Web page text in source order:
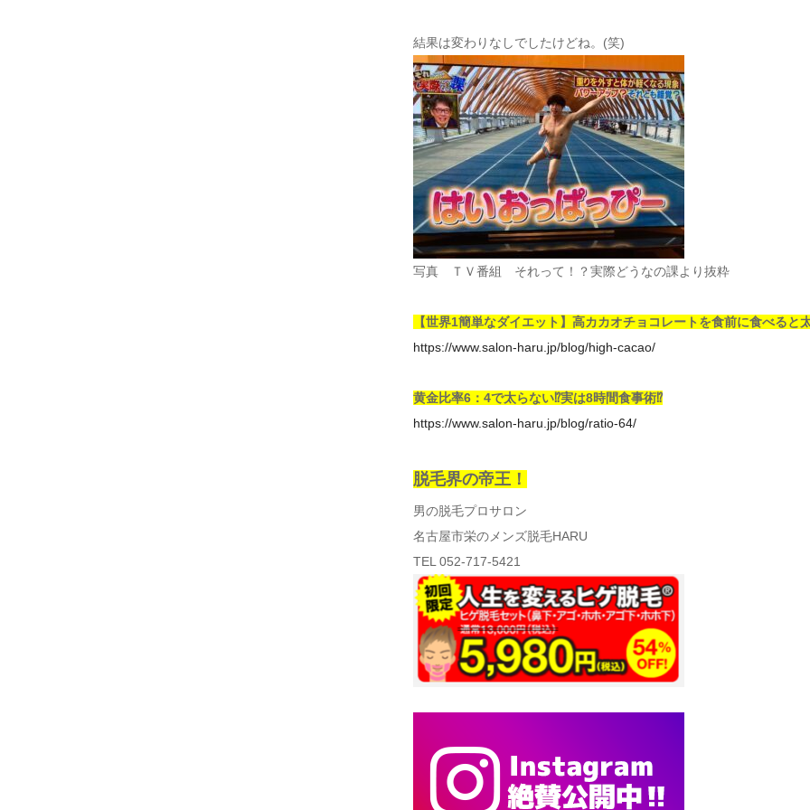
結果は変わりなしでしたけどね。(笑)
写真 ＴＶ番組 それって！？実際どうなの課より抜粋
【世界1簡単なダイエット】高カカオチョコレートを食前に食べると
https://www.salon-haru.jp/blog/high-cacao/
黄金比率6：4で太らない⁉実は8時間食事術⁉
https://www.salon-haru.jp/blog/ratio-64/
脱毛界の帝王！
男の脱毛プロサロン
名古屋市栄のメンズ脱毛HARU
TEL 052-717-5421